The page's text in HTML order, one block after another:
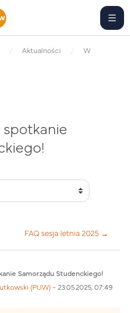
Aktualności Wpadnij na
FAQ sesja letnia 2025 →
Samorządu Studenckiego!
(PUW) - 23.05.2025, 07:49